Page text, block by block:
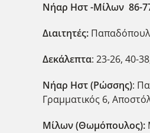
Νήαρ Ηστ -Μίλων 86-
Διαιτητές:
Δεκάλεπτα: 23-26, 40-
Νήαρ Ηστ (Ρώσσης):
Γραμματικός 6,
Μίλων (Θωμόπουλος):